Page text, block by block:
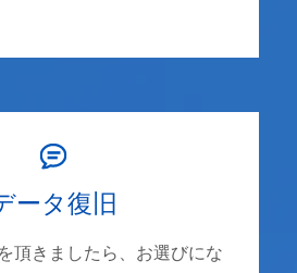
ータ復旧
頂きましたら、お選びにな